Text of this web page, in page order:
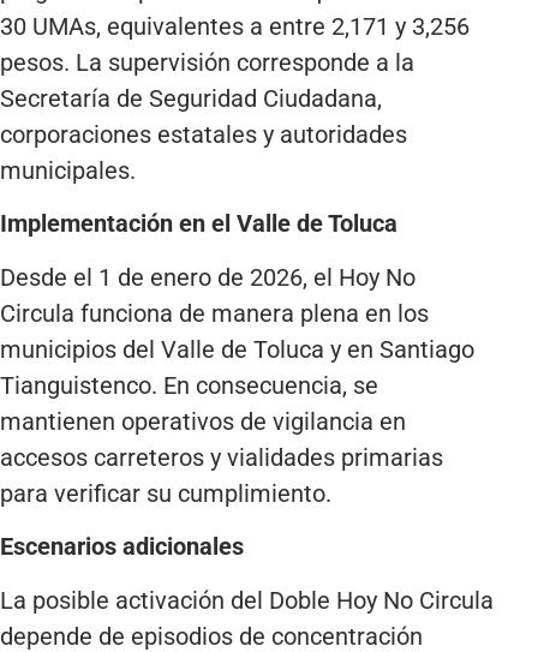
30 UMAs, equivalentes a entre 2,171 y 3,256
pesos. La supervisión corresponde a la
Secretaría de Seguridad Ciudadana,
corporaciones estatales y autoridades
municipales.
Implementación en el Valle de Toluca
Desde el 1 de enero de 2026, el Hoy No
Circula funciona de manera plena en los
municipios del Valle de Toluca y en Santiago
Tianguistenco. En consecuencia, se
mantienen operativos de vigilancia en
accesos carreteros y vialidades primarias
para verificar su cumplimiento.
Escenarios adicionales
La posible activación del Doble Hoy No Circula
depende de episodios de concentración